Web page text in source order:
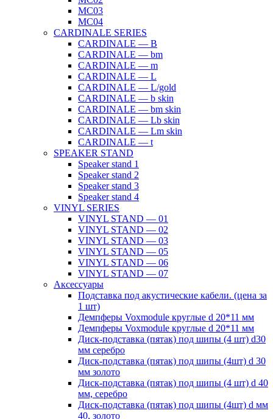
MC03
MC04
CARDINALE SERIES
CARDINALE — B
CARDINALE — bm
CARDINALE — m
CARDINALE — L
CARDINALE — L/gold
CARDINALE — b skin
CARDINALE — bm skin
CARDINALE — Lb skin
CARDINALE — Lm skin
CARDINALE — t
SPEAKER STAND
Speaker stand 1
Speaker stand 2
Speaker stand 3
Speaker stand 4
VINYL SERIES
VINYL STAND — 01
VINYL STAND — 02
VINYL STAND — 03
VINYL STAND — 05
VINYL STAND — 06
VINYL STAND — 07
Аксессуары
Подставка под акустические кабели. (цена за
1 шт)
Демпферы Voxmodule круглые d 20*11 мм
Демпферы Voxmodule круглые d 20*11 мм
Диск-подставка (пятак) под шипы (4 шт) d30
мм серебро
Диск-подставка (пятак) под шипы (4шт) d 30
мм золото
Диск-подставка (пятак) под шипы (4 шт) d 40
мм, серебро
Диск-подставка (пятак) под шипы (4шт) d мм
40, золото